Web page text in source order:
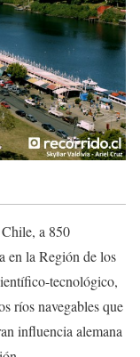
a 850
en la Región de los
tecnológico,
ríos navegables que
influencia alemana